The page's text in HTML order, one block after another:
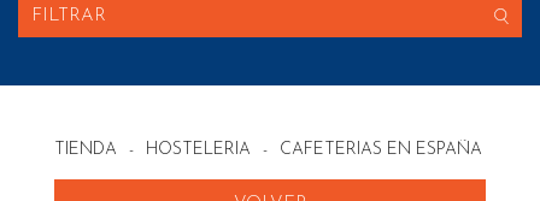
FILTRAR
TIENDA - HOSTELERIA - CAFETERIAS EN ESPAÑA